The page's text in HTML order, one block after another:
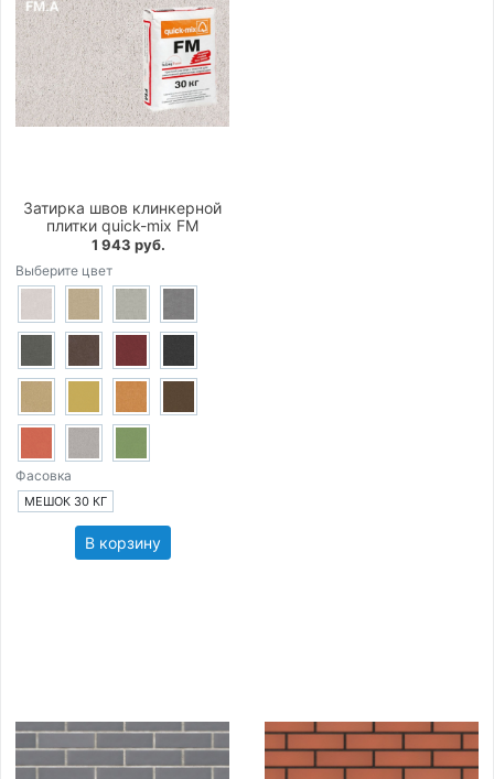
Затирка швов клинкерной
плитки quick-mix FM
1 943 руб.
Выберите цвет
Фасовка
МЕШОК 30 КГ
В корзину